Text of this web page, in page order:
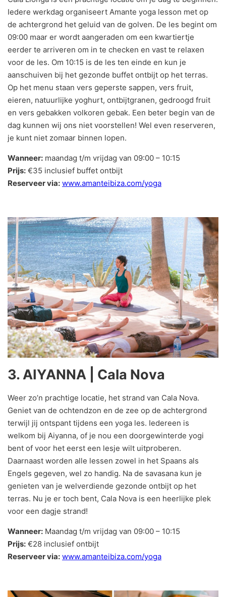
Iedere werkdag organiseert Amante yoga lesson met op
de achtergrond het geluid van de golven. De les begint om
09:00 maar er wordt aangeraden om een kwartiertje
eerder te arriveren om in te checken en vast te relaxen
voor de les. Om 10:15 is de les ten einde en kun je
aanschuiven bij het gezonde buffet ontbijt op het terras.
Op het menu staan vers geperste sappen, vers fruit,
eieren, natuurlijke yoghurt, ontbijtgranen, gedroogd fruit
en vers gebakken volkoren gebak. Een beter begin van de
dag kunnen wij ons niet voorstellen! Wel even reserveren,
je kunt niet zomaar binnen lopen.
Wanneer: maandag t/m vrijdag van 09:00 – 10:15
Prijs: €35 inclusief buffet ontbijt
Reserveer via: www.amanteibiza.com/yoga
3. AIYANNA | Cala Nova
Weer zo’n prachtige locatie, het strand van Cala Nova.
Geniet van de ochtendzon en de zee op de achtergrond
terwijl jij ontspant tijdens een yoga les. Iedereen is
welkom bij Aiyanna, of je nou een doorgewinterde yogi
bent of voor het eerst een lesje wilt uitproberen.
Daarnaast worden alle lessen zowel in het Spaans als
Engels gegeven, wel zo handig. Na de savasana kun je
genieten van je welverdiende gezonde ontbijt op het
terras. Nu je er toch bent, Cala Nova is een heerlijke plek
voor een dagje strand!
Wanneer: Maandag t/m vrijdag van 09:00 – 10:15
Prijs: €28 inclusief ontbijt
Reserveer via: www.amanteibiza.com/yoga